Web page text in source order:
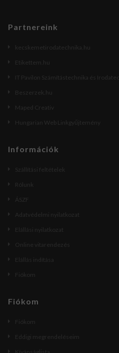
Partnereink
kecskemetirodatechnika.hu
Etikettem.hu
IT Pavilon Számítástechnika és
Beszerzek.hu
Maped Creativ
Hungarian Web Linkgyűjtemény
Információk
Szállítási feltételek
Rólunk
ÁSZF
Adatvédelmi nyilatkozat
Elállási nyilatkozat
Online vitarendezés
Elállás indítása
Fiókom
Fiókom
Fiókom
Eddigi megrendeléseim